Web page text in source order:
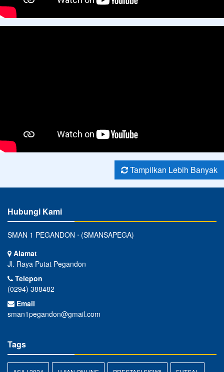
Tampilkan Lebih Banyak
Hubungi Kami
SMAN 1 PEGANDON ⋅ (SMANSAPEGA)
Alamat
Jl. Raya Putat Pegandon
Telepon
(0294) 388482
Email
sman1pegandon@gmail.com
Tags